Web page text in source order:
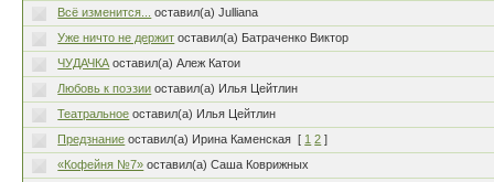
Всё изменится...
оставил(а) Julliana
Уже ничто не держит оставил(а) Батраченко Виктор
ЧУДАЧКА оставил(а) Алеж Катои
Любовь к поэзии оставил(а) Илья Цейтлин
Театральное оставил(а) Илья Цейтлин
Предзнание оставил(а) Ирина Каменская [ 1 2 ]
«Кофейня №7» оставил(а) Саша Коврижных